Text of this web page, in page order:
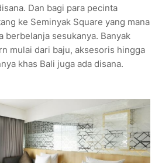
Dan bagi para pecinta
ke Seminyak Square yang mana
berbelanja sesukanya. Banyak
mulai dari baju, aksesoris hingga
khas Bali juga ada disana.